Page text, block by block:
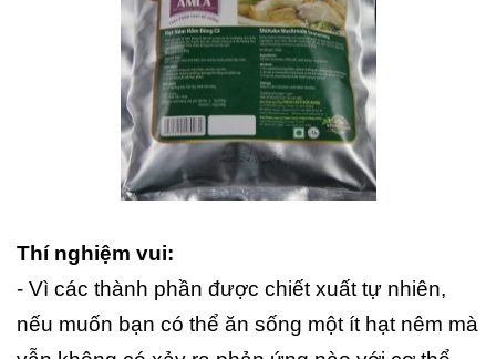
Thí nghiệm vui:
- Vì các thành phần được chiết xuất tự nhiên,
nếu muốn bạn có thể ăn sống một ít hạt nêm mà